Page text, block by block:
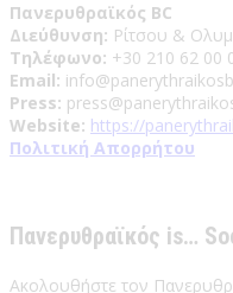
Πανερυθραϊκός BC
Διεύθυνση: Ρίτσου &
Τηλέφωνο: +30 210 62 00
Email:
Press:
Website: https://
Πολιτική Απορρήτου
Πανερυθραϊκός is…
Ακολουθήστε τον